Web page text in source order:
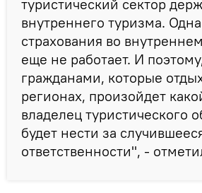
туристический сектор
внутреннего туризма.
страхования во
еще не работает. И
гражданами, которые
регионах, произойдет
владелец туристического
будет нести за
ответственности", -